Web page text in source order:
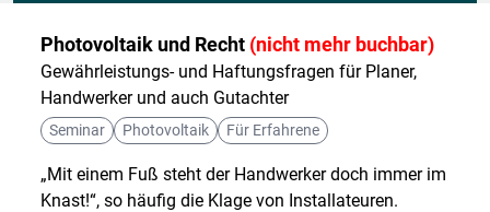
Photovoltaik und Recht (nicht mehr buchbar)
Gewährleistungs- und Haftungsfragen für Planer,
Handwerker und auch Gutachter
Seminar Photovoltaik Für Erfahrene
„Mit einem Fuß steht der Handwerker doch immer im
Knast!“, so häufig die Klage von Installateuren.